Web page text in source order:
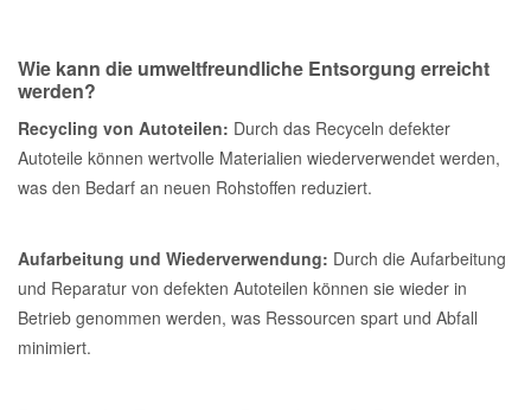
Wie kann die umweltfreundliche Entsorgung erreicht
werden?
Recycling von Autoteilen: Durch das Recyceln defekter
Autoteile können wertvolle Materialien wiederverwendet werden,
was den Bedarf an neuen Rohstoffen reduziert.
Aufarbeitung und Wiederverwendung: Durch die Aufarbeitung
und Reparatur von defekten Autoteilen können sie wieder in
Betrieb genommen werden, was Ressourcen spart und Abfall
minimiert.
Honda Ersatzteile
Hyundai Ersatzteile
Kia Ersatzteile
Lancia Ersatzteile